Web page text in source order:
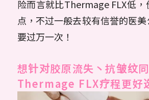
险而言就比Thermage FLX低
点，不过一般去较有信誉的医
要过万一次！
想针对胶原流失丶抗皱纹
Thermage FLX疗程更好